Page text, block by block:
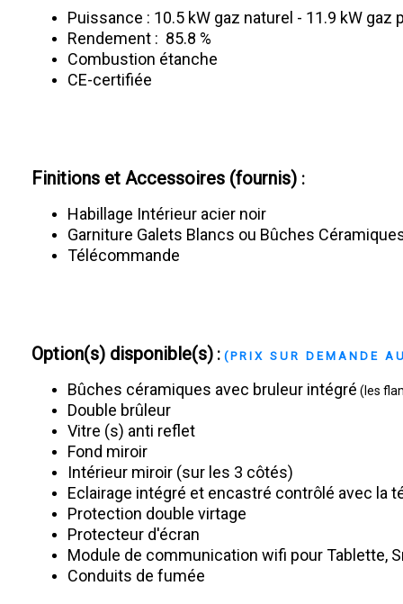
Puissance : 10.5 kW gaz naturel - 11.9 kW gaz
Rendement : 85.8 %
Combustion étanche
CE-certifiée
Finitions et Accessoires (fournis) :
Habillage Intérieur acier noir
Garniture Galets Blancs ou Bûches
Télécommande
Option(s) disponible(s) : (PRIX SUR DEMANDE
Bûches céramiques avec bruleur intégré (les
Double brûleur
Vitre (s) anti reflet
Fond miroir
Intérieur miroir (sur les 3 côtés)
Eclairage intégré et encastré contrôlé avec la
Protection double virtage
Protecteur d'écran
Module de communication wifi pour Tablette,
Conduits de fumée